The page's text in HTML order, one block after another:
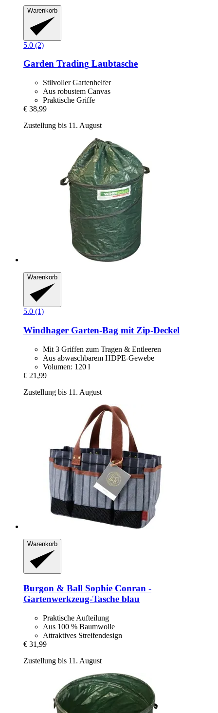
Warenkorb
5.0 (2)
Garden Trading Laubtasche
Stilvoller Gartenhelfer
Aus robustem Canvas
Praktische Griffe
€ 38,99
Zustellung bis 11. August
Warenkorb
5.0 (1)
Windhager Garten-​Bag mit Zip-​Deckel
Mit 3 Griffen zum Tragen & Entleeren
Aus abwaschbarem HDPE-Gewebe
Volumen: 120 l
€ 21,99
Zustellung bis 11. August
Warenkorb
Burgon & Ball Sophie Conran -​
Gartenwerkzeug-​Tasche blau
Praktische Aufteilung
Aus 100 % Baumwolle
Attraktives Streifendesign
€ 31,99
Zustellung bis 11. August